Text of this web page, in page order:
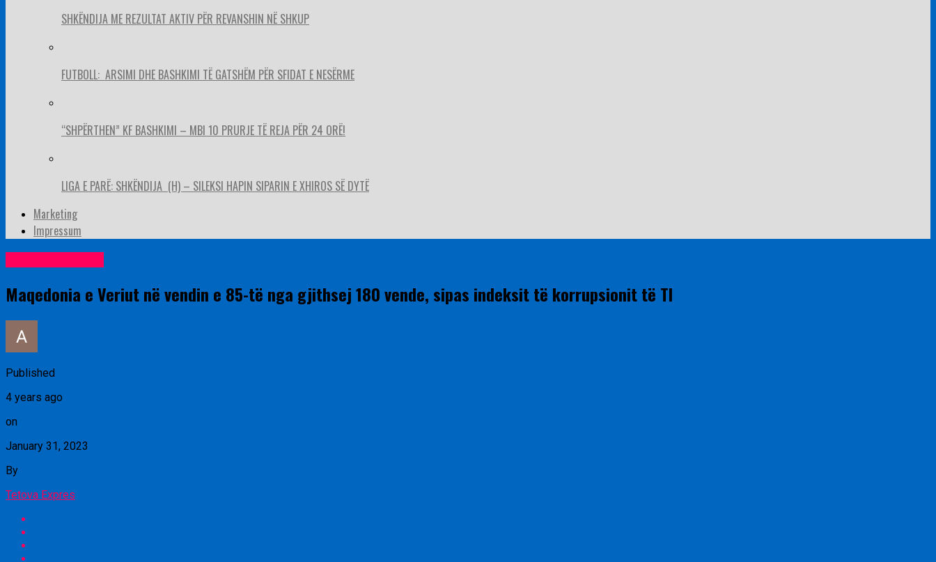
SHKËNDIJA ME REZULTAT AKTIV PËR REVANSHIN NË SHKUP
FUTBOLL: ARSIMI DHE BASHKIMI TË GATSHËM PËR SFIDAT E NESËRME
“SHPËRTHEN” KF BASHKIMI – MBI 10 PRURJE TË REJA PËR 24 ORË!
LIGA E PARË: SHKËNDIJA (H) – SILEKSI HAPIN SIPARIN E XHIROS SË DYTË
Marketing
Impressum
Maqedonia e Veriut në vendin e 85-të nga gjithsej 180 vende, sipas indeksit të korrupsionit të TI
Published
4 years ago
on
January 31, 2023
By
Tetova Expres